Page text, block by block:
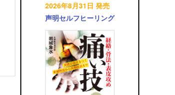
2026年8月31日 発売
声明セルフヒーリング